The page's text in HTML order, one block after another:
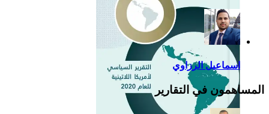
اسماعيل الرزاوي
المساهمون في التقارير